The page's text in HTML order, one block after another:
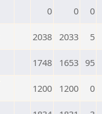
0 0 0
2038 2033 5
1748 1653 95
1200 1200 0